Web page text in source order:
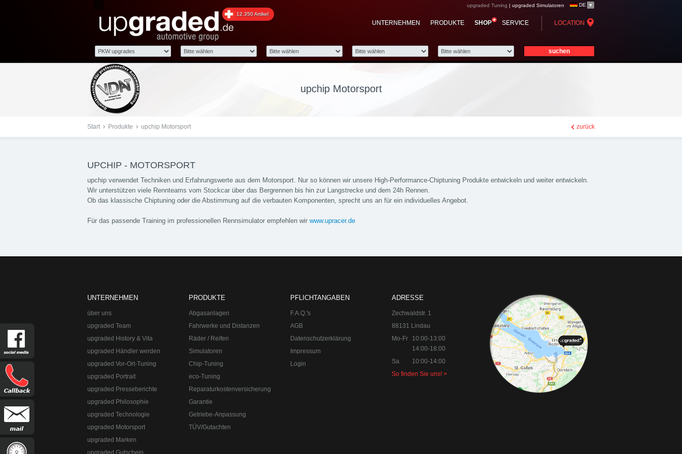
upchip Motorsport 12.350 Artikel
DE
LOCATION
SERVICE
SHOP
PRODUKTE
UNTERNEHMEN
upgraded Tuning|upgraded Simulatoren
upchip Motorsport
Start Produkte upchip Motorsport zurück
UPCHIP - MOTORSPORT
upchip verwendet Techniken und Erfahrungswerte aus dem Motorsport. Nur so können wir unsere High-Performance-Chiptuning Produkte entwickeln und weiter entwickeln.
Wir unterstützen viele Rennteams vom Stockcar über das Bergrennen bis hin zur Langstrecke und dem 24h Rennen.
Ob das klassische Chiptuning oder die Abstimmung auf die verbauten Komponenten, sprecht uns an für ein individuelles Angebot.
Für das passende Training im professionellen Rennsimulator empfehlen wir www.upracer.de
Telefon:
+49 49 8382-3049491
upgraded Automotive Group - das Original aus Lindau am Bodensee. Der Spezialist für Chiptuning, Kraftstoffoptimierungen, Felgen, Fahrwerke,
Straße:Lange Straße 51 48529 Nordhorn
UNTERNEHMEN
über uns
upgraded Team
upgraded History & Vita
upgraded Händler werden
upgraded Vor-Ort-Tuning
upgraded Portrait
upgraded Presseberichte
upgraded Philosophie
upgraded Technologie
upgraded Motorsport
upgraded Marken
upgraded Gutschein
PRODUKTE
Abgasanlagen
Fahrwerke und Distanzen
Räder / Reifen
Simulatoren
Chip-Tuning
eco-Tuning
Reparaturkostenversicherung
Garantie
Getriebe-Anpassung
TÜV/Gutachten
PFLICHTANGABEN
F.A.Q.'s
AGB
Datenschutzerklärung
Impressum
Login
ADRESSE
Zechwaldstr. 1
88131 Lindau
Mo-Fr
10:00-13:00
14:00-18:00
Sa
10:00-14:00
So finden Sie uns! >